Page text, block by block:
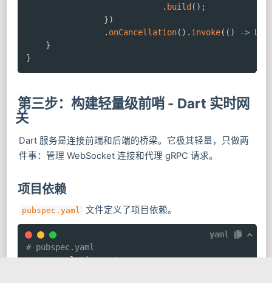
. build ( ) ;
})
. onCancellation( ) . invoke( ( ) ->
}
}
第三步：构建轻量级前哨 - Dart 实时网
关
Dart 服务是连接前端和后端的桥梁。它极其轻量，只做两
件事：管理 WebSocket 连接和代理 gRPC 请求。
项目依赖
pubspec.yaml 文件定义了项目依赖。
yaml
# pubspec.yaml
name:
real_time_gateway